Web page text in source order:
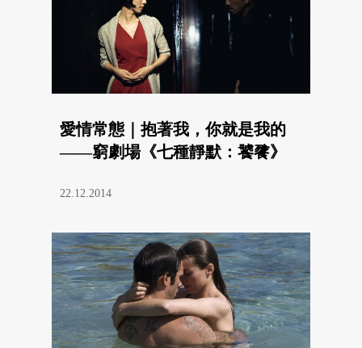
愛情常態｜抱著我，你就是我的
——窮劇場《七種靜默：饕餮》
22.12.2014